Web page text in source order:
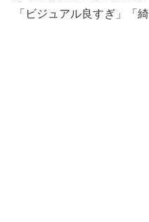
「ビジュアル良すぎ」「